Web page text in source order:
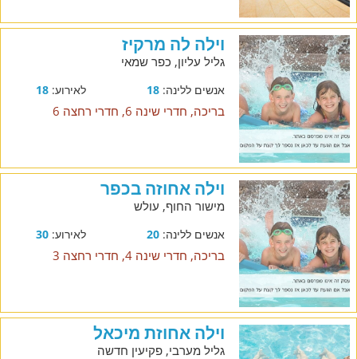
וילה לה מרקיז
גליל עליון, כפר שמאי
אנשים ללינה:18 לאירוע:18
בריכה, חדרי שינה 6, חדרי רחצה 6
וילה אחוזה בכפר
מישור החוף, עולש
אנשים ללינה:20 לאירוע:30
בריכה, חדרי שינה 4, חדרי רחצה 3
וילה אחוזת מיכאל
גליל מערבי, פקיעין חדשה